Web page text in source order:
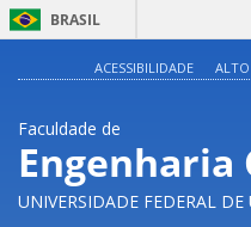
BRASIL
ACESSIBILIDADE
Faculdade de
Engenharia
UNIVERSIDADE FEDERAL